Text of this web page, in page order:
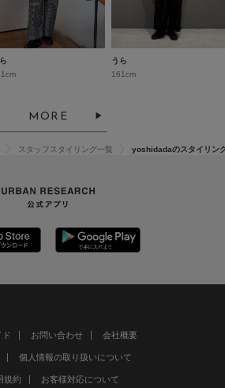
うら
161cm
MORE
スタッフスタイリング一覧 yoshidadaのスタイリン
ド お問い合わせ 会社概要
個人情報の取り扱いについて
規約 お客様対応について